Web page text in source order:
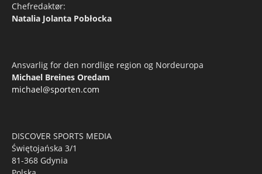
Chefredaktør:
Natalia Jolanta Pobłocka
Ansvarlig for den nordlige region og Nordeuropa
Michael Breines Oredam
michael@sporten.com
DISCOVER SPORTS MEDIA
Świętojańska 3/1
81-368 Gdynia